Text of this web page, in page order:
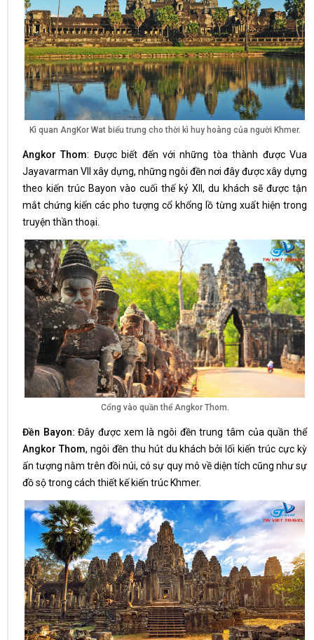
Kì quan AngKor Wat biểu trưng cho thời kì huy hoàng của người Khmer.
Angkor Thom: Được biết đến với những tòa thành được Vua
Jayavarman VII xây dựng, những ngôi đền nơi đây được xây dựng
theo kiến trúc Bayon vào cuối thế kỷ XII, du khách sẽ được tận
mắt chứng kiến các pho tượng cổ khổng lồ từng xuất hiện trong
truyện thần thoại.
Cổng vào quần thể Angkor Thom.
Đền Bayon: Đây được xem là ngôi đền trung tâm của quần thể
Angkor Thom, ngôi đền thu hút du khách bởi lối kiến trúc cực kỳ
ấn tượng nằm trên đồi núi, có sự quy mô về diện tích cũng như sự
đồ sộ trong cách thiết kế kiến trúc Khmer.